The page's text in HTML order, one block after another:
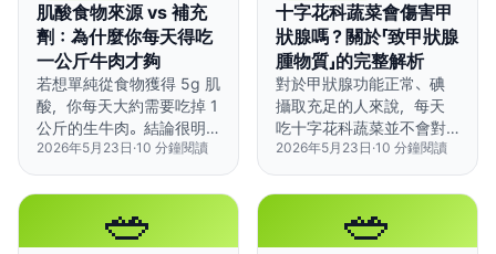
肌酸食物來源 vs 補充
劑：為什麼你每天得吃
一公斤牛肉才夠
若想單純從食物獲得 5g 肌
酸，你每天大約需要吃掉 1
公斤的生牛肉。結論很明
顯：想達到有效劑量，補充
劑是唯一務實的選擇。
2026年5月23日 ·10 分鐘閱讀
十字花科蔬菜會傷害甲
狀腺嗎？關於「致甲狀腺
腫物質」的完整解析
對於甲狀腺功能正常、碘
攝取充足的人來說，每天
吃十字花科蔬菜並不會對
甲狀腺造成實質影響。
2026年5月23日 ·10 分鐘閱讀
🥗 🥗